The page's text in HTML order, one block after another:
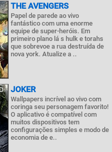
THE AVENGERS
Papel de parede ao vivo
fantástico com uma enorme
equipe de super-heróis. Em
primeiro plano lá s hulk e torahs
que sobrevoe a rua destruída de
nova york. Atualize a ..
JOKER
Wallpapers incrível ao vivo com
coringa seu personagem favorito!
O aplicativo é compatível com
muitos dispositivos tem
configurações simples e modo de
economia de e..